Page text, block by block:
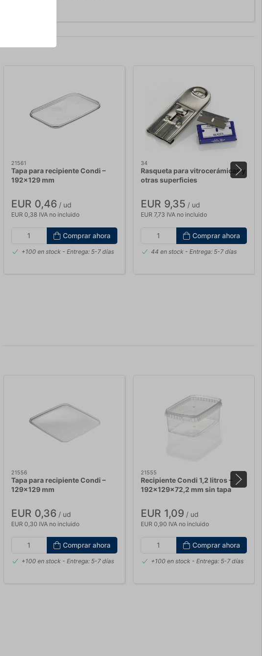
21561
Tapa para recipiente Condi –
192x129 mm
EUR 0,46 / ud
EUR 0,38 IVA no incluido
Comprar ahora
+100 en stock - Entrega: 5-7 días
34
Rasqueta para vitrocerámicas y
otras superficies
EUR 9,35 / ud
EUR 7,73 IVA no incluido
Comprar ahora
44 en stock - Entrega: 5-7 días
21556
Tapa para recipiente Condi –
129x129 mm
EUR 0,36 / ud
EUR 0,30 IVA no incluido
Comprar ahora
+100 en stock - Entrega: 5-7 días
21555
Recipiente Condi 1,2 litros –
192x129x72,2 mm sin tapa
EUR 1,09 / ud
EUR 0,90 IVA no incluido
Comprar ahora
+100 en stock - Entrega: 5-7 días